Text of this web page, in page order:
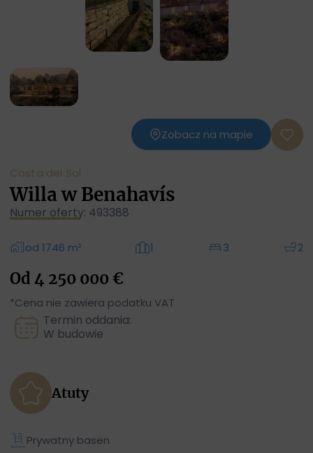
Zobacz na mapie
Costa del Sol
Willa w Benahavís
Numer oferty: 493388
od 1746 m² 1 3 2
Od 4 250 000 €
*Cena nie zawiera podatku VAT
Termin oddania:
W budowie
Atuty
Prywatny basen